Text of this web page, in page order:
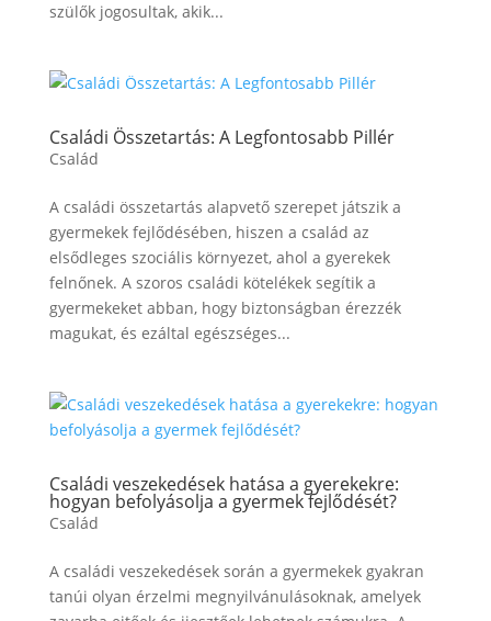
szülők jogosultak, akik...
Családi Összetartás: A Legfontosabb Pillér
Család
A családi összetartás alapvető szerepet játszik a
gyermekek fejlődésében, hiszen a család az
elsődleges szociális környezet, ahol a gyerekek
felnőnek. A szoros családi kötelékek segítik a
gyermekeket abban, hogy biztonságban érezzék
magukat, és ezáltal egészséges...
Családi veszekedések hatása a gyerekekre:
hogyan befolyásolja a gyermek fejlődését?
Család
A családi veszekedések során a gyermekek gyakran
tanúi olyan érzelmi megnyilvánulásoknak, amelyek